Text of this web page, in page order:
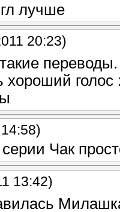
лучше
20:23)
хороший
Чак
13:42)